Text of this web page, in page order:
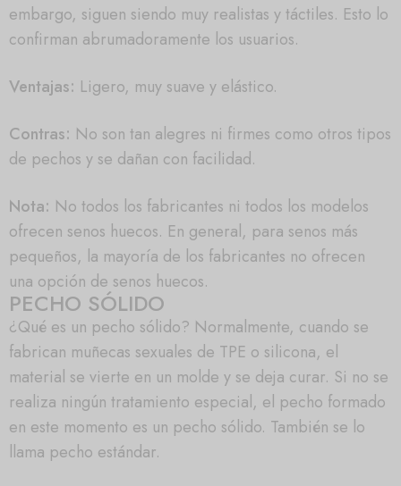
embargo, siguen siendo muy realistas y táctiles. Esto lo
confirman abrumadoramente los usuarios.
Ventajas: Ligero, muy suave y elástico.
Contras: No son tan alegres ni firmes como otros tipos
de pechos y se dañan con facilidad.
Nota: No todos los fabricantes ni todos los modelos
ofrecen senos huecos. En general, para senos más
pequeños, la mayoría de los fabricantes no ofrecen
una opción de senos huecos.
PECHO SÓLIDO
¿Qué es un pecho sólido? Normalmente, cuando se
fabrican muñecas sexuales de TPE o silicona, el
material se vierte en un molde y se deja curar. Si no se
realiza ningún tratamiento especial, el pecho formado
en este momento es un pecho sólido. También se lo
llama pecho estándar.